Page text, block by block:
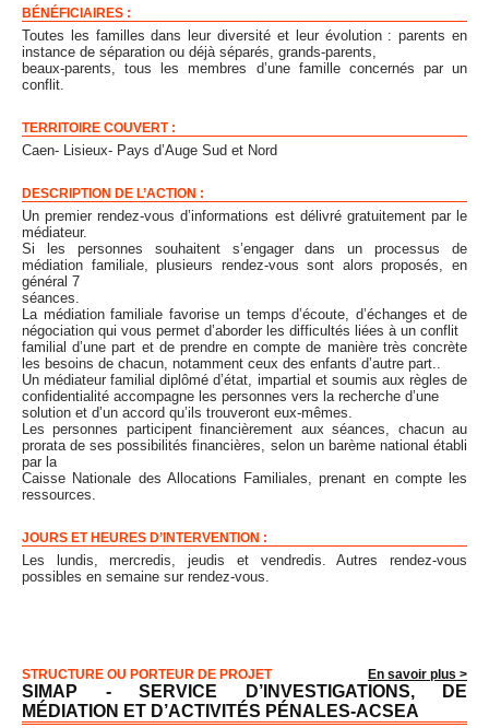
BÉNÉFICIAIRES :
Toutes les familles dans leur diversité et leur évolution : parents en
instance de séparation ou déjà séparés, grands-parents,
beaux-parents, tous les membres d’une famille concernés par un
conflit.
TERRITOIRE COUVERT :
Caen- Lisieux- Pays d’Auge Sud et Nord
DESCRIPTION DE L’ACTION :
Un premier rendez-vous d’informations est délivré gratuitement par le
médiateur.
Si les personnes souhaitent s’engager dans un processus de
médiation familiale, plusieurs rendez-vous sont alors proposés, en
général 7
séances.
La médiation familiale favorise un temps d’écoute, d’échanges et de
négociation qui vous permet d’aborder les difficultés liées à un conflit
familial d’une part et de prendre en compte de manière très concrète
les besoins de chacun, notamment ceux des enfants d’autre part..
Un médiateur familial diplômé d’état, impartial et soumis aux règles de
confidentialité accompagne les personnes vers la recherche d’une
solution et d’un accord qu’ils trouveront eux-mêmes.
Les personnes participent financièrement aux séances, chacun au
prorata de ses possibilités financières, selon un barème national établi
par la
Caisse Nationale des Allocations Familiales, prenant en compte les
ressources.
JOURS ET HEURES D’INTERVENTION :
Les lundis, mercredis, jeudis et vendredis. Autres rendez-vous
possibles en semaine sur rendez-vous.
STRUCTURE OU PORTEUR DE PROJET En savoir plus >
SIMAP - SERVICE D’INVESTIGATIONS, DE
MÉDIATION ET D’ACTIVITÉS PÉNALES-ACSEA